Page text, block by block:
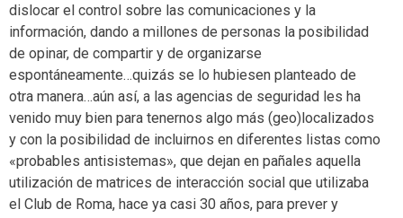
dislocar el control sobre las comunicaciones y la
información, dando a millones de personas la posibilidad
de opinar, de compartir y de organizarse
espontáneamente…quizás se lo hubiesen planteado de
otra manera…aún así, a las agencias de seguridad les ha
venido muy bien para tenernos algo más (geo)localizados
y con la posibilidad de incluirnos en diferentes listas como
«probables antisistemas», que dejan en pañales aquella
utilización de matrices de interacción social que utilizaba
el Club de Roma, hace ya casi 30 años, para prever y